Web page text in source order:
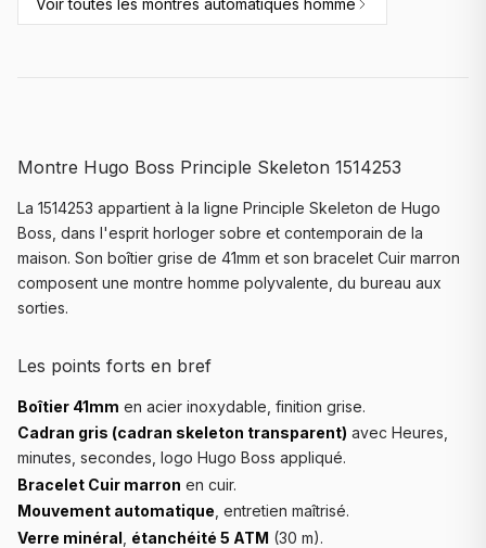
Montre Hugo Boss Principle Skeleton 1514253
La 1514253 appartient à la ligne Principle Skeleton de Hugo
Boss, dans l'esprit horloger sobre et contemporain de la
maison. Son boîtier grise de 41mm et son bracelet Cuir marron
composent une montre homme polyvalente, du bureau aux
sorties.
Les points forts en bref
Boîtier 41mm en acier inoxydable, finition grise.
Cadran gris (cadran skeleton transparent) avec Heures,
minutes, secondes, logo Hugo Boss appliqué.
Bracelet Cuir marron en cuir.
Mouvement automatique , entretien maîtrisé.
Verre minéral étanchéité 5 ATM (30 m).